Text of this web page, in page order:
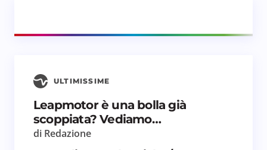
ULTIMISSIME
Leapmotor è una bolla già
scoppiata? Vediamo…
di Redazione